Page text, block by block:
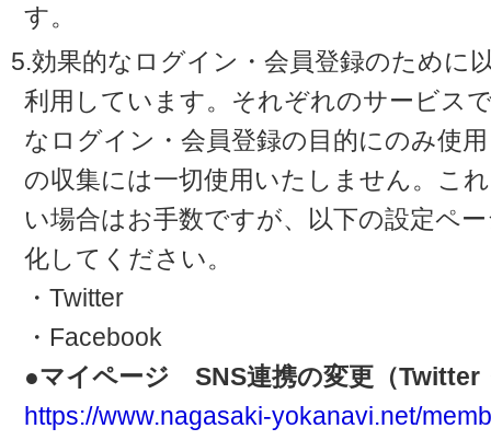
す。
5.効果的なログイン・会員登録のために
利用しています。それぞれのサービス
なログイン・会員登録の目的にのみ使
の収集には一切使用いたしません。こ
い場合はお手数ですが、以下の設定ペ
化してください。
・Twitter
・Facebook
●マイページ SNS連携の変更（Twitter
https://www.nagasaki-yokanavi.net/